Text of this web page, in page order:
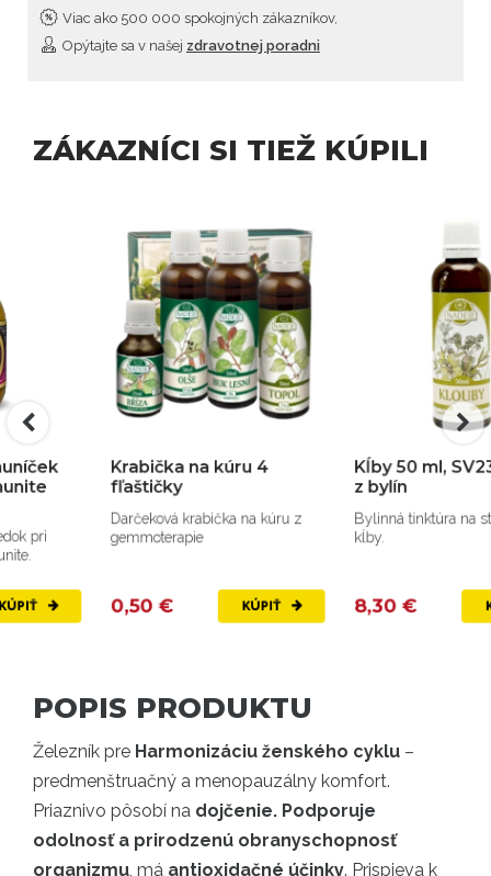
Viac ako 500 000 spokojných zákazníkov,
Opýtajte sa v našej zdravotnej poradni
ZÁKAZNÍCI SI TIEŽ KÚPILI
Krabička na kúru 4
fľaštičky
Darčeková krabička na kúru z
gemmoterapie
0,50 € KÚPIŤ
Kĺby 50 ml, SV23 tinktúra
Bylinná tinktúra na starostlivosť o
8,30 € KÚPIŤ
POPIS PRODUKTU
Železník pre Harmonizáciu ženského cyklu –
predmenštruačný a menopauzálny komfort.
Priaznivo pôsobí na dojčenie. Podporuje
odolnosť a prirodzenú obranyschopnosť
organizmu, má antioxidačné účinky. Prispieva k